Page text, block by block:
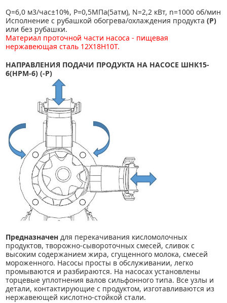
Q=6,0 м3/час±10%, Р=0,5МПа(5атм), N=2,2 кВт, n=1000 об/мин
Исполнение с рубашкой обогрева/охлаждения продукта (Р)
или без рубашки.
Материал проточной части насоса - пищевая
нержавеющая сталь 12Х18Н10Т.
НАПРАВЛЕНИЯ ПОДАЧИ ПРОДУКТА НА НАСОСЕ ШНК15-
6(НРМ-6) (-Р)
Предназначен для перекачивания кисломолочных
продуктов, творожно-сывороточных смесей, сливок с
высоким содержанием жира, сгущенного молока, смесей
мороженного. Насосы просты в обслуживании, легко
промываются и разбираются. На насосах установлены
торцевые уплотнения валов сильфонного типа. Все узлы и
детали, контактирующие с продуктом, изготавливаются из
нержавеющей кислотно-стойкой стали.